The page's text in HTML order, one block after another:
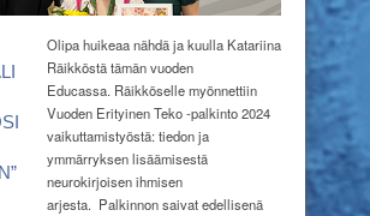
Olipa huikeaa nähdä ja kuulla Katariina
Räikköstä tämän vuoden
Educassa. Räikköselle myönnettiin
Vuoden Erityinen Teko -palkinto 2024
vaikuttamistyöstä: tiedon ja
ymmärryksen lisäämisestä
neurokirjoisen ihmisen
arjesta. Palkinnon saivat edellisenä